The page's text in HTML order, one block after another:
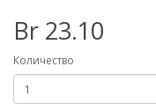
Br 23.10
Количество